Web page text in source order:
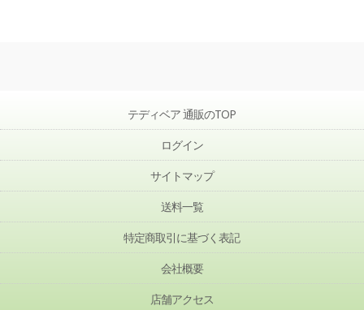
テディベア 通販のTOP
ログイン
サイトマップ
送料一覧
特定商取引に基づく表記
会社概要
店舗アクセス